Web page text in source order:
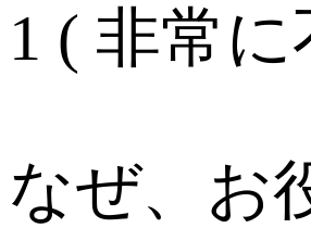
1 ( 非常
なぜ、お